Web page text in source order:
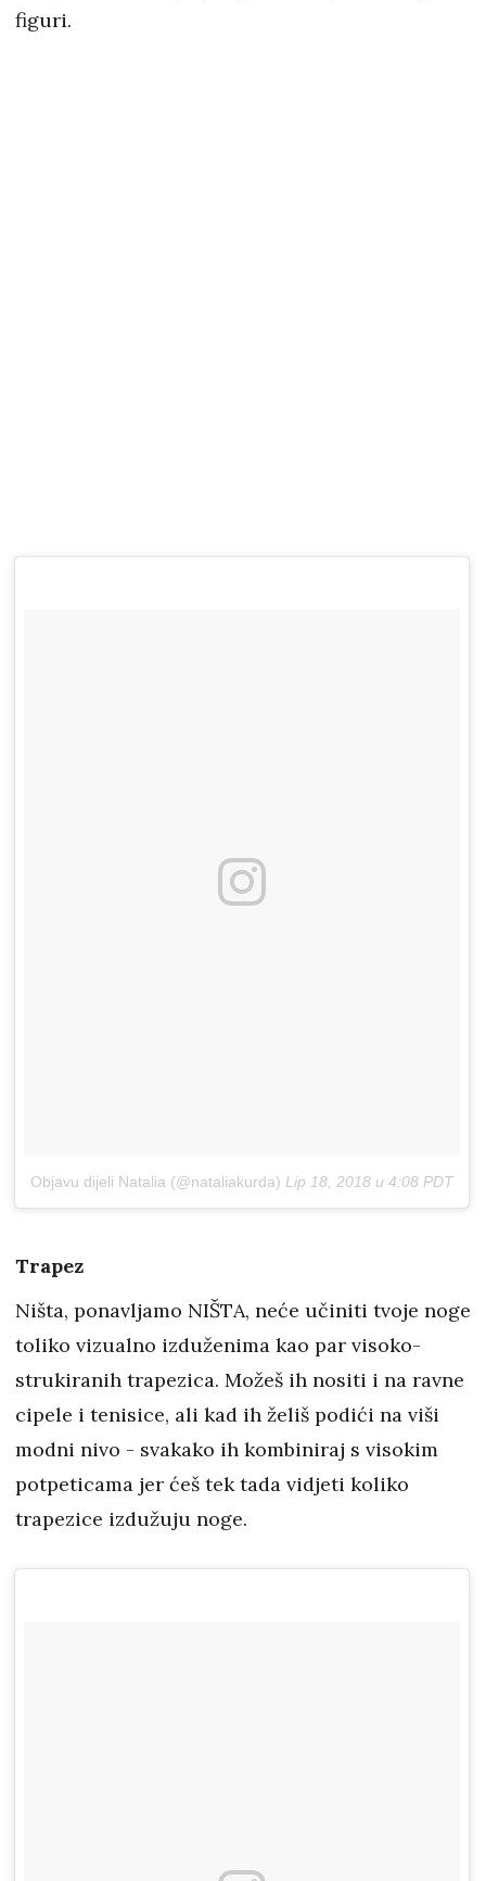
figuri.
Objavu dijeli Natalia (@nataliakurda) Lip 18, 2018 u 4:08 PDT
Trapez
Ništa, ponavljamo NIŠTA, neće učiniti tvoje noge
toliko vizualno izduženima kao par visoko-
strukiranih trapezica. Možeš ih nositi i na ravne
cipele i tenisice, ali kad ih želiš podići na viši
modni nivo - svakako ih kombiniraj s visokim
potpeticama jer ćeš tek tada vidjeti koliko
trapezice izdužuju noge.